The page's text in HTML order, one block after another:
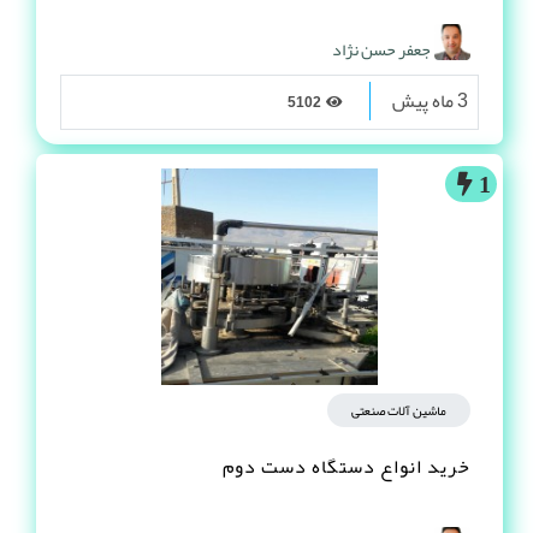
جعفر حسن نژاد
3 ماه پیش
1
ماشین آلات صنعتی
خرید انواع دستگاه دست دوم